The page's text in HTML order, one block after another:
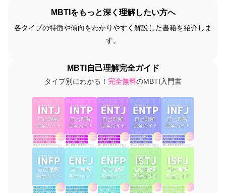
MBTIをもっと深く理解したい方へ
各タイプの特徴や傾向をわかりやすく解説した書籍を紹介しま
す。
MBTI自己理解完全ガイド
タイプ別にわかる！ 完全無料のMBTI入門書